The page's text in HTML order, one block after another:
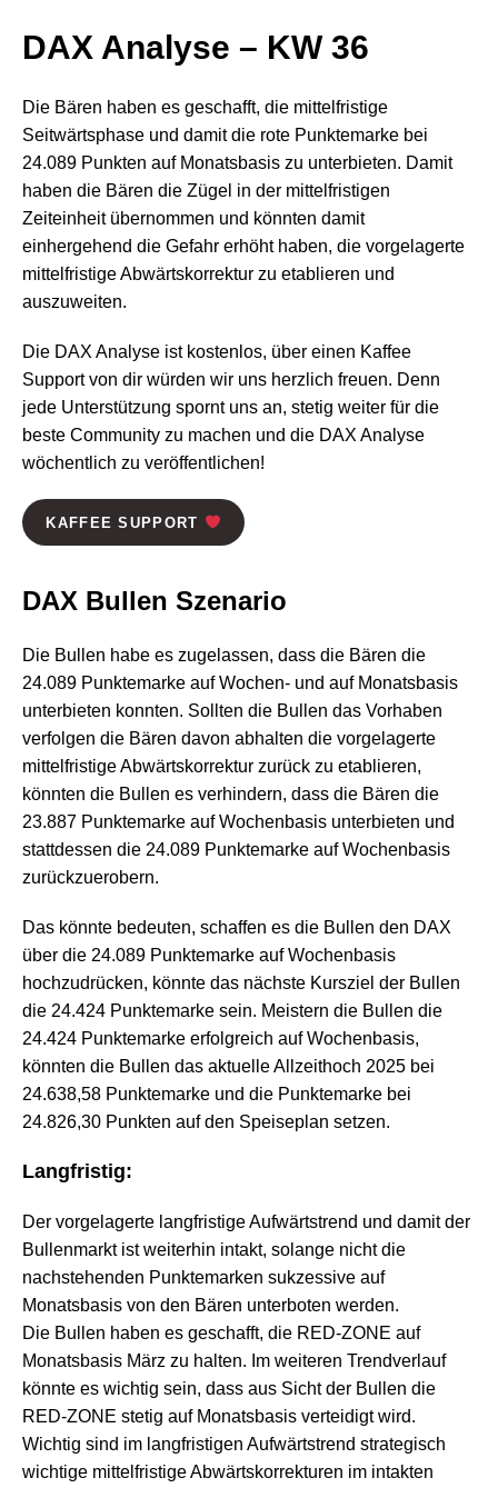
DAX Analyse – KW 36
Die Bären haben es geschafft, die mittelfristige
Seitwärtsphase und damit die rote Punktemarke bei
24.089 Punkten auf Monatsbasis zu unterbieten. Damit
haben die Bären die Zügel in der mittelfristigen
Zeiteinheit übernommen und könnten damit
einhergehend die Gefahr erhöht haben, die vorgelagerte
mittelfristige Abwärtskorrektur zu etablieren und
auszuweiten.
Die DAX Analyse ist kostenlos, über einen Kaffee
Support von dir würden wir uns herzlich freuen. Denn
jede Unterstützung spornt uns an, stetig weiter für die
beste Community zu machen und die DAX Analyse
wöchentlich zu veröffentlichen!
KAFFEE SUPPORT
DAX Bullen Szenario
Die Bullen habe es zugelassen, dass die Bären die
24.089 Punktemarke auf Wochen- und auf Monatsbasis
unterbieten konnten. Sollten die Bullen das Vorhaben
verfolgen die Bären davon abhalten die vorgelagerte
mittelfristige Abwärtskorrektur zurück zu etablieren,
könnten die Bullen es verhindern, dass die Bären die
23.887 Punktemarke auf Wochenbasis unterbieten und
stattdessen die 24.089 Punktemarke auf Wochenbasis
zurückzuerobern.
Das könnte bedeuten, schaffen es die Bullen den DAX
über die 24.089 Punktemarke auf Wochenbasis
hochzudrücken, könnte das nächste Kursziel der Bullen
die 24.424 Punktemarke sein. Meistern die Bullen die
24.424 Punktemarke erfolgreich auf Wochenbasis,
könnten die Bullen das aktuelle Allzeithoch 2025 bei
24.638,58 Punktemarke und die Punktemarke bei
24.826,30 Punkten auf den Speiseplan setzen.
Langfristig:
Der vorgelagerte langfristige Aufwärtstrend und damit der
Bullenmarkt ist weiterhin intakt, solange nicht die
nachstehenden Punktemarken sukzessive auf
Monatsbasis von den Bären unterboten werden.
Die Bullen haben es geschafft, die RED-ZONE auf
Monatsbasis März zu halten. Im weiteren Trendverlauf
könnte es wichtig sein, dass aus Sicht der Bullen die
RED-ZONE stetig auf Monatsbasis verteidigt wird.
Wichtig sind im langfristigen Aufwärtstrend strategisch
wichtige mittelfristige Abwärtskorrekturen im intakten